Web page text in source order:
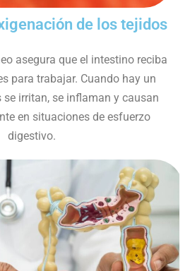
de los tejidos
asegura que el intestino reciba
para trabajar. Cuando hay un
se irritan, se inflaman y causan
en situaciones de esfuerzo
digestivo.